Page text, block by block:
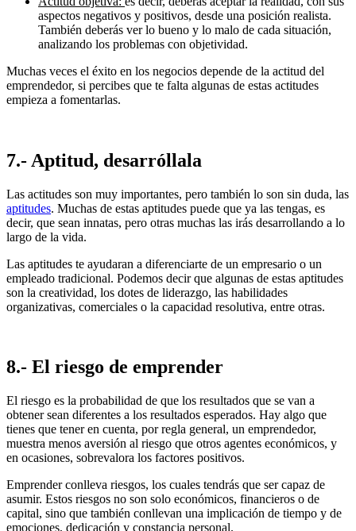
aspectos negativos y positivos, desde una posición realista.
También deberás ver lo bueno y lo malo de cada situación,
analizando los problemas con objetividad.
Muchas veces el éxito en los negocios depende de la actitud del
emprendedor, si percibes que te falta algunas de estas actitudes
empieza a fomentarlas.
7.- Aptitud, desarróllala
Las actitudes son muy importantes, pero también lo son sin duda, las
aptitudes. Muchas de estas aptitudes puede que ya las tengas, es
decir, que sean innatas, pero otras muchas las irás desarrollando a lo
largo de la vida.
Las aptitudes te ayudaran a diferenciarte de un empresario o un
empleado tradicional. Podemos decir que algunas de estas aptitudes
son la creatividad, los dotes de liderazgo, las habilidades
organizativas, comerciales o la capacidad resolutiva, entre otras.
8.- El riesgo de emprender
El riesgo es la probabilidad de que los resultados que se van a
obtener sean diferentes a los resultados esperados. Hay algo que
tienes que tener en cuenta, por regla general, un emprendedor,
muestra menos aversión al riesgo que otros agentes económicos, y
en ocasiones, sobrevalora los factores positivos.
Emprender conlleva riesgos, los cuales tendrás que ser capaz de
asumir. Estos riesgos no son solo económicos, financieros o de
capital, sino que también conllevan una implicación de tiempo y de
emociones, dedicación y constancia personal.